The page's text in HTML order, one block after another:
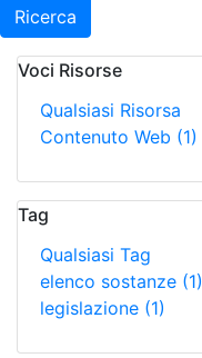
Ricerca
Voci Risorse
Qualsiasi Risorsa
Contenuto Web (1)
Tag
Qualsiasi Tag
elenco sostanze (1)
legislazione (1)